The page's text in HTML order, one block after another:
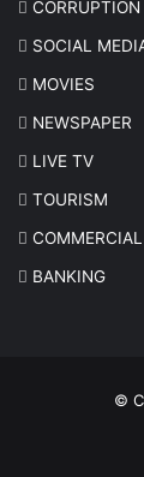
CORRUPTION
SOCIAL
MOVIES
NEWSPAPER
LIVE TV
TOURISM
COMMERCIAL
BANKING
©